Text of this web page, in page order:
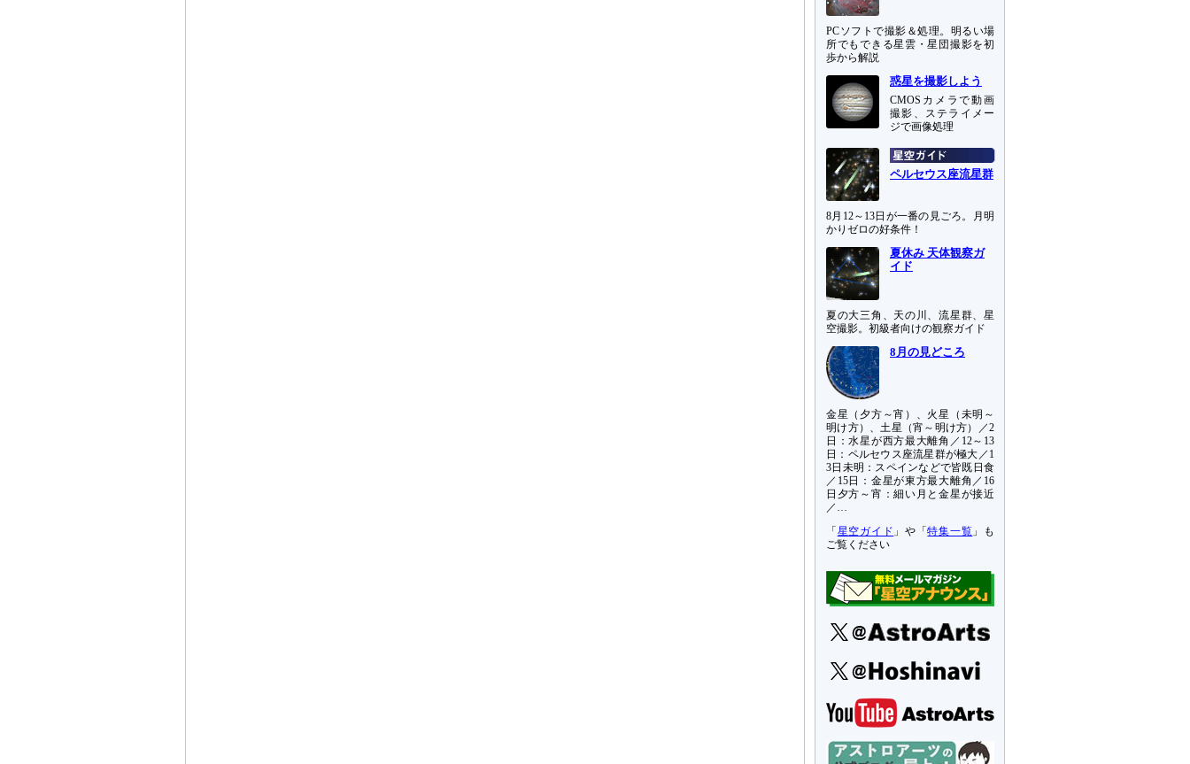
PCソフトで撮影＆処理。明るい場
所でもできる星雲・星団撮影を初
歩から解説
惑星を撮影しよう
CMOSカメラで動画
撮影、ステライメー
ジで画像処理
ペルセウス座流星群
8月12～13日が一番の見ごろ。月明
かりゼロの好条件！
夏休み 天体観察ガ
イド
夏の大三角、天の川、流星群、星
空撮影。初級者向けの観察ガイド
8月の見どころ
金星（夕方～宵）、火星（未明～
明け方）、土星（宵～明け方）／2
日：水星が西方最大離角／12～13
日：ペルセウス座流星群が極大／1
3日未明：スペインなどで皆既日食
／15日：金星が東方最大離角／16
日夕方～宵：細い月と金星が接近
／…
「 星空ガイド 」や「特集一覧 」も
ご覧ください